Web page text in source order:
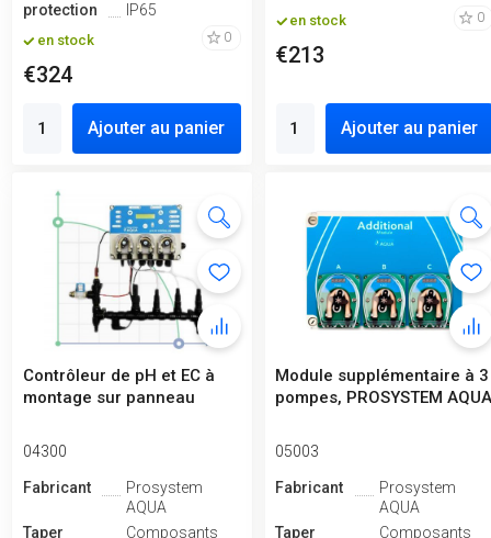
protection
IP65
en stock 0
€324
Ajouter au panier
en stock 0
€213
Ajouter au panier
Contrôleur de pH et EC à
montage sur panneau
04300
Fabricant
Prosystem
AQUA
Taper
Composants
Module supplémentaire à 3
pompes, PROSYSTEM
05003
Fabricant
Prosystem
AQUA
Taper
Composants